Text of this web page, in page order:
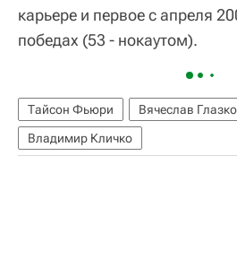
карьере и первое с апреля
победах (53 - нокаутом).
Тайсон Фьюри
Вячеслав
Владимир Кличко